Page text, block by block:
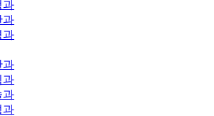
과
과
과
과
과
과
과